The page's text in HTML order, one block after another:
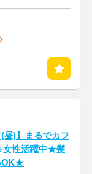
(昼)】まるでカフ
女性活躍中★髪
OK★